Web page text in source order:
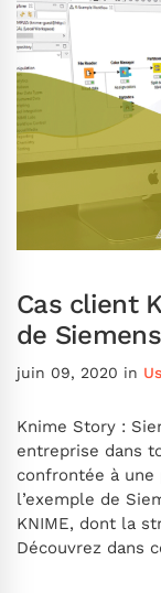
Cas client
de
juin 09, 2020 in
Knime Story :
entreprise dans
confrontée à une
l’exemple de
KNIME, dont la
Découvrez dans